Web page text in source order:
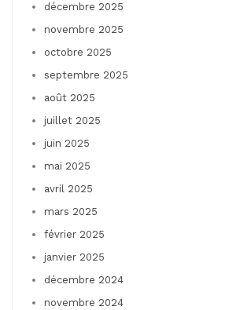
décembre 2025
novembre 2025
octobre 2025
septembre 2025
août 2025
juillet 2025
juin 2025
mai 2025
avril 2025
mars 2025
février 2025
janvier 2025
décembre 2024
novembre 2024